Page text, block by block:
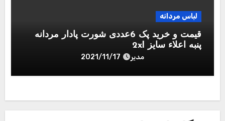
لباس مردانه
قیمت و خرید پک 6عددی شورت پادار مردانه
پنبه اعلاء سایز 2xl
مدیر 2021/11/17